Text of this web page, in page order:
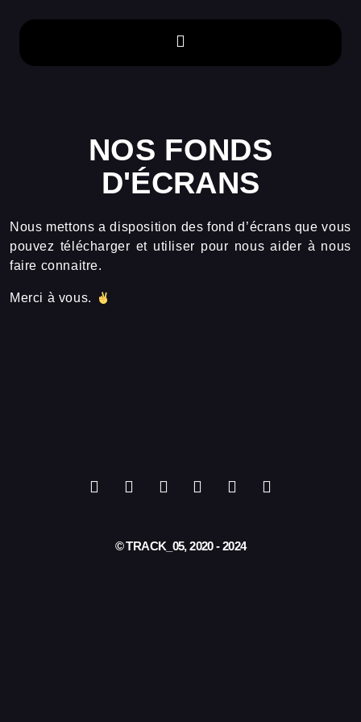
NOS FONDS
D'ÉCRANS
Nous mettons a disposition des fond d’écrans que vous
pouvez télécharger et utiliser pour nous aider à nous
faire connaitre.
Merci à vous.
© TRACK_05, 2020 - 2024